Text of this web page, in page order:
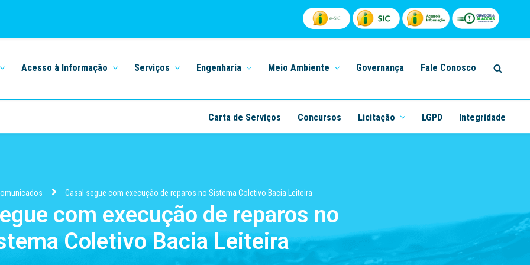
Acesso à Informação Serviços Engenharia Meio Ambiente Governança Fale Conosco
Carta de Serviços Concursos Licitação LGPD Integridade
Casal segue com execução de reparos no Sistema Coletivo Bacia Leiteira
com execução de reparos no
Coletivo Bacia Leiteira